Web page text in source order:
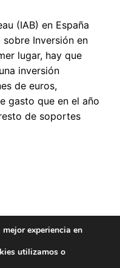
(IAB) en España
Inversión en
lugar, hay que
inversión
de euros,
gasto que en el año
de soportes
de
experiencia en
utilizamos o